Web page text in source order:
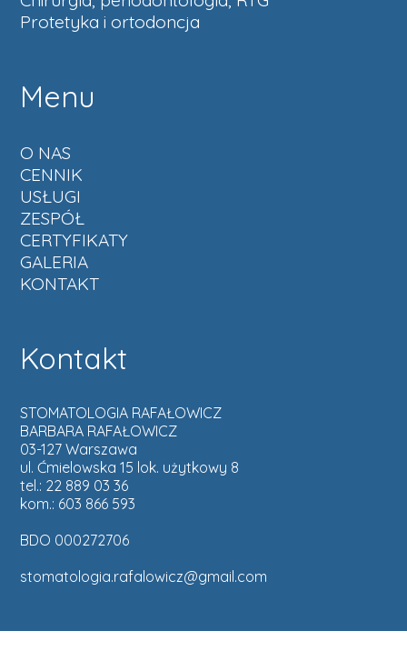
Protetyka i ortodoncja
Menu
O NAS
CENNIK
USŁUGI
ZESPÓŁ
CERTYFIKATY
GALERIA
KONTAKT
Kontakt
STOMATOLOGIA RAFAŁOWICZ
BARBARA RAFAŁOWICZ
03-127 Warszawa
ul. Ćmielowska 15 lok. użytkowy 8
tel.: 22 889 03 36
kom.: 603 866 593
BDO 000272706
stomatologia.rafalowicz@gmail.com